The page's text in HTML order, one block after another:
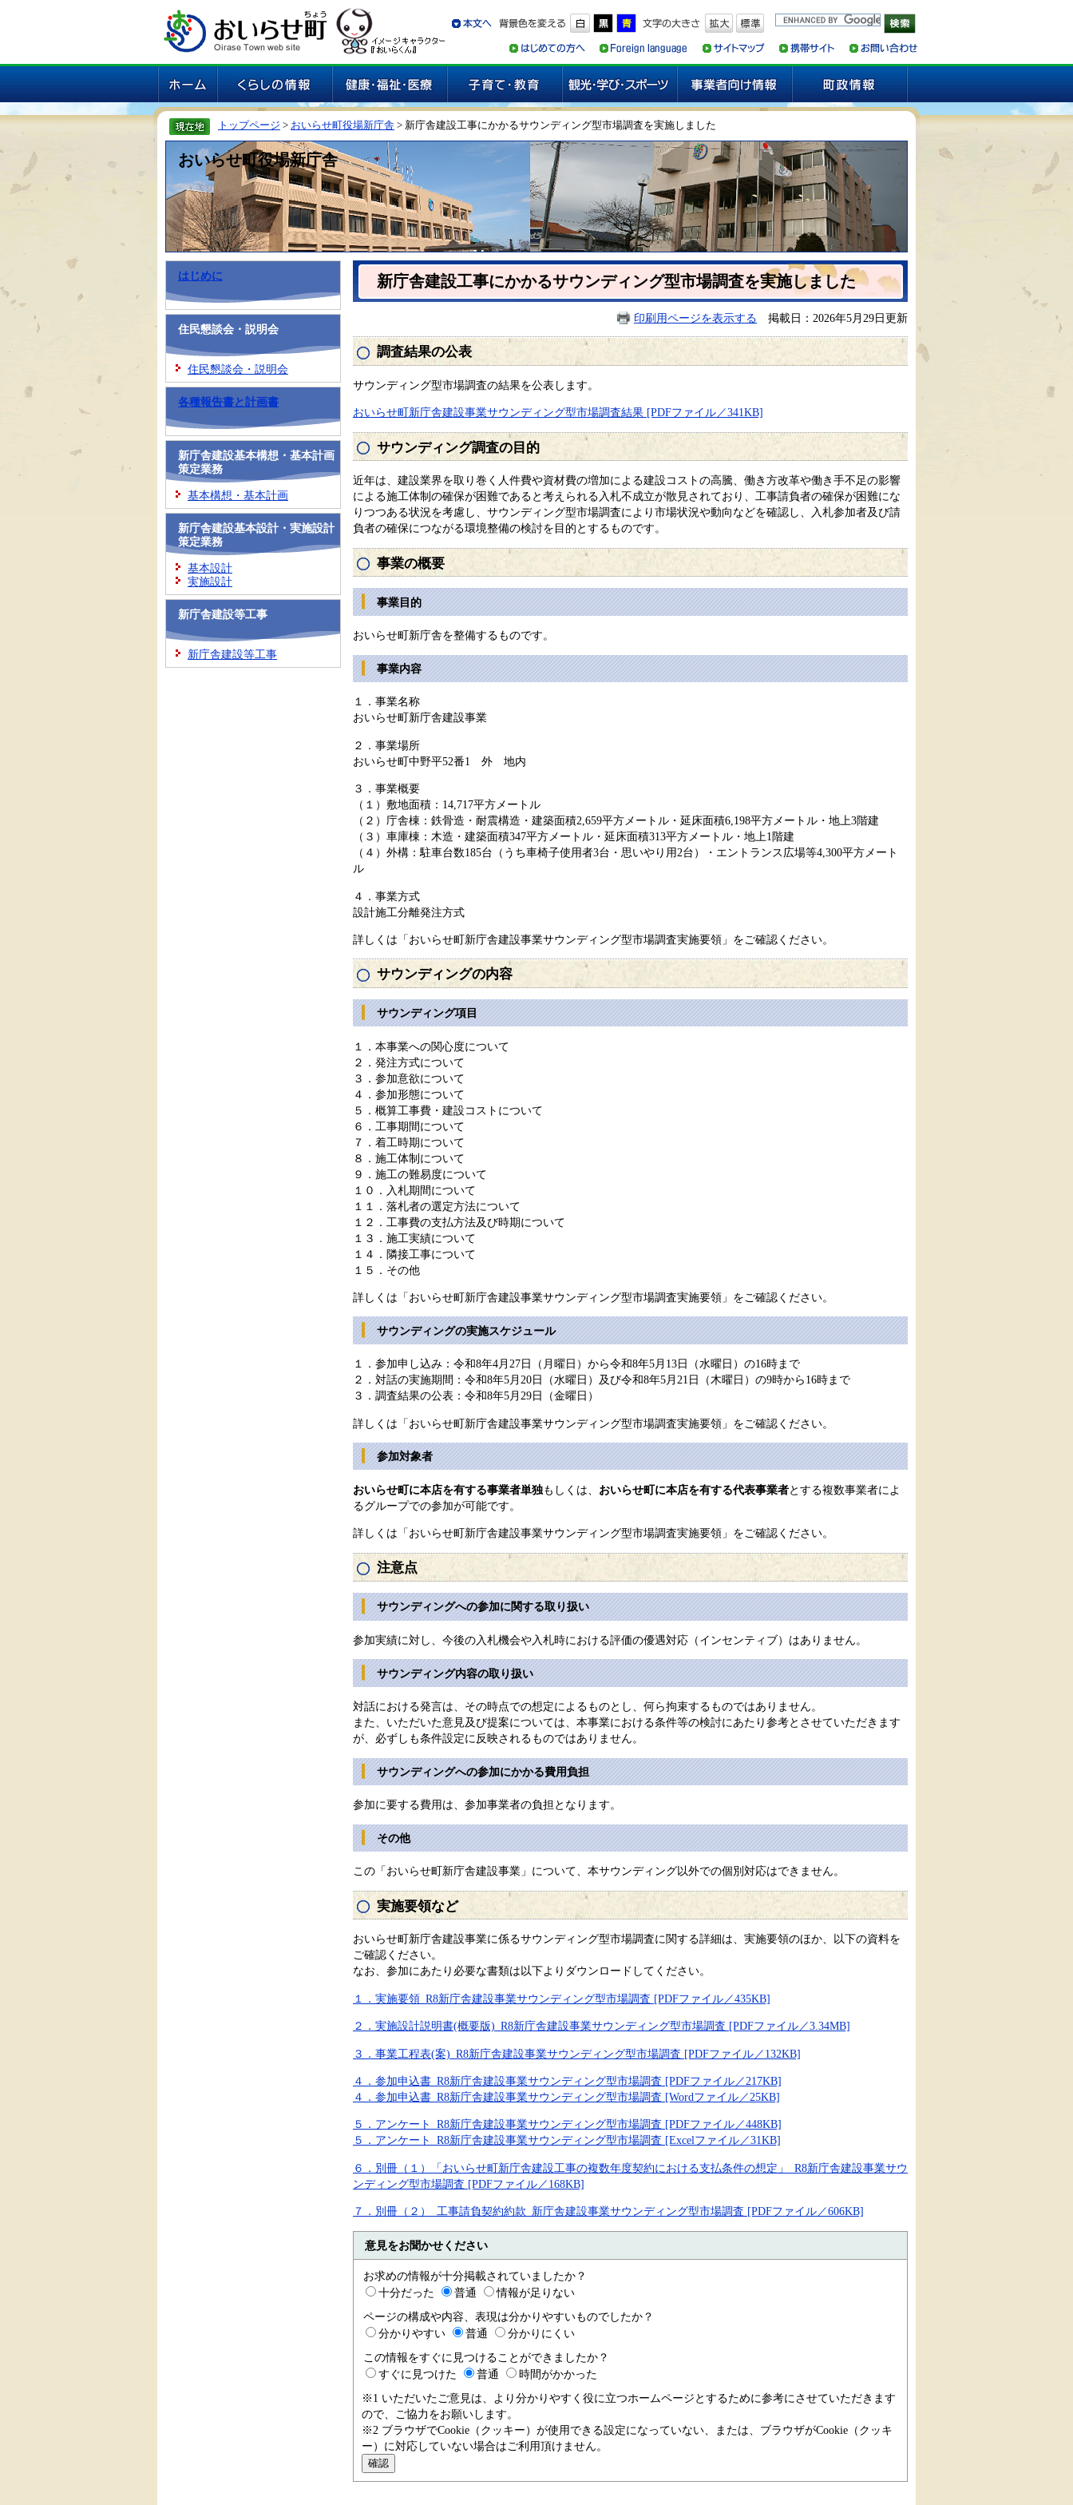
トップページ > おいらせ町役場新庁舎 > 新庁舎建設工事にかかるサウンディング型市場調査を実施しました
おいらせ町役場新庁舎
はじめに
住民懇談会・説明会
住民懇談会・説明会
各種報告書と計画書
新庁舎建設基本構想・基本計画
策定業務
基本構想・基本計画
新庁舎建設基本設計・実施設計
策定業務
基本設計
実施設計
新庁舎建設等工事
新庁舎建設等工事
新庁舎建設工事にかかるサウンディング型市場調査を実施しました
印刷用ページを表示する 掲載日：2026年5月29日更新
調査結果の公表
サウンディング型市場調査の結果を公表します。
おいらせ町新庁舎建設事業サウンディング型市場調査結果 [PDFファイル／341KB]
サウンディング調査の目的
近年は、建設業界を取り巻く人件費や資材費の増加による建設コストの高騰、働き方改革や働き手不足の影響
による施工体制の確保が困難であると考えられる入札不成立が散見されており、工事請負者の確保が困難にな
りつつある状況を考慮し、サウンディング型市場調査により市場状況や動向などを確認し、入札参加者及び請
負者の確保につながる環境整備の検討を目的とするものです。
事業の概要
事業目的
おいらせ町新庁舎を整備するものです。
事業内容
１．事業名称
おいらせ町新庁舎建設事業
２．事業場所
おいらせ町中野平52番1 外 地内
３．事業概要
（１）敷地面積：14,717平方メートル
（２）庁舎棟：鉄骨造・耐震構造・建築面積2,659平方メートル・延床面積6,198平方メートル・地上3階建
（３）車庫棟：木造・建築面積347平方メートル・延床面積313平方メートル・地上1階建
（４）外構：駐車台数185台（うち車椅子使用者3台・思いやり用2台）・エントランス広場等4,300平方メート
ル
４．事業方式
設計施工分離発注方式
詳しくは「おいらせ町新庁舎建設事業サウンディング型市場調査実施要領」をご確認ください。
サウンディングの内容
サウンディング項目
１．本事業への関心度について
２．発注方式について
３．参加意欲について
４．参加形態について
５．概算工事費・建設コストについて
６．工事期間について
７．着工時期について
８．施工体制について
９．施工の難易度について
１０．入札期間について
１１．落札者の選定方法について
１２．工事費の支払方法及び時期について
１３．施工実績について
１４．隣接工事について
１５．その他
詳しくは「おいらせ町新庁舎建設事業サウンディング型市場調査実施要領」をご確認ください。
サウンディングの実施スケジュール
１．参加申し込み：令和8年4月27日（月曜日）から令和8年5月13日（水曜日）の16時まで
２．対話の実施期間：令和8年5月20日（水曜日）及び令和8年5月21日（木曜日）の9時から16時まで
３．調査結果の公表：令和8年5月29日（金曜日）
詳しくは「おいらせ町新庁舎建設事業サウンディング型市場調査実施要領」をご確認ください。
参加対象者
おいらせ町に本店を有する事業者単独もしくは、 おいらせ町に本店を有する代表事業者とする複数事業者によ
るグループでの参加が可能です。
詳しくは「おいらせ町新庁舎建設事業サウンディング型市場調査実施要領」をご確認ください。
注意点
サウンディングへの参加に関する取り扱い
参加実績に対し、今後の入札機会や入札時における評価の優遇対応（インセンティブ）はありません。
サウンディング内容の取り扱い
対話における発言は、その時点での想定によるものとし、何ら拘束するものではありません。
また、いただいた意見及び提案については、本事業における条件等の検討にあたり参考とさせていただきます
が、必ずしも条件設定に反映されるものではありません。
サウンディングへの参加にかかる費用負担
参加に要する費用は、参加事業者の負担となります。
その他
この「おいらせ町新庁舎建設事業」について、本サウンディング以外での個別対応はできません。
実施要領など
おいらせ町新庁舎建設事業に係るサウンディング型市場調査に関する詳細は、実施要領のほか、以下の資料を
ご確認ください。
なお、参加にあたり必要な書類は以下よりダウンロードしてください。
１．実施要領_R8新庁舎建設事業サウンディング型市場調査 [PDFファイル／435KB]
２．実施設計説明書(概要版)_R8新庁舎建設事業サウンディング型市場調査 [PDFファイル／3.34MB]
３．事業工程表(案)_R8新庁舎建設事業サウンディング型市場調査 [PDFファイル／132KB]
４．参加申込書_R8新庁舎建設事業サウンディング型市場調査 [PDFファイル／217KB]
４．参加申込書_R8新庁舎建設事業サウンディング型市場調査 [Wordファイル／25KB]
５．アンケート_R8新庁舎建設事業サウンディング型市場調査 [PDFファイル／448KB]
５．アンケート_R8新庁舎建設事業サウンディング型市場調査 [Excelファイル／31KB]
６．別冊（１）「おいらせ町新庁舎建設工事の複数年度契約における支払条件の想定」_R8新庁舎建設事業サウ
ンディング型市場調査 [PDFファイル／168KB]
７．別冊（２）_工事請負契約約款_新庁舎建設事業サウンディング型市場調査 [PDFファイル／606KB]
意見をお聞かせください
お求めの情報が十分掲載されていましたか？
十分だった
普通
情報が足りない
ページの構成や内容、表現は分かりやすいものでしたか？
分かりやすい
普通
分かりにくい
この情報をすぐに見つけることができましたか？
すぐに見つけた
普通
時間がかかった
※1 いただいたご意見は、より分かりやすく役に立つホームページとするために参考にさせていただきます
ので、ご協力をお願いします。
※2 ブラウザでCookie（クッキー）が使用できる設定になっていない、または、ブラウザがCookie（クッキ
ー）に対応していない場合はご利用頂けません。